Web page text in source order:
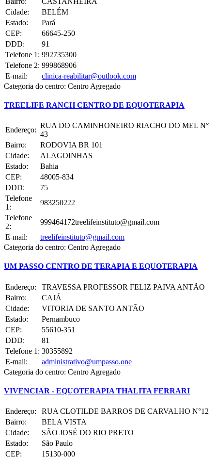
Cidade:
BELÉM
Estado:
Pará
CEP:
66645-250
DDD:
91
Telefone 1: 992735300
Telefone 2: 999868906
E-mail:
clinica-reabilitar@outlook.com
Categoria do centro: Centro Agregado
TREELIFE RANCH CENTRO DE EQUOTERAPIA
Endereço:
RUA DO CAMINHONEIRO RIACHO DO MEL N°
43
Bairro:
RODOVIA BR 101
Cidade:
ALAGOINHAS
Estado:
Bahia
CEP:
48005-834
DDD:
75
Telefone
1:
983250222
Telefone
2:
999464172treelifeinstituto@gmail.com
E-mail:
treelifeinstituto@gmail.com
Categoria do centro: Centro Agregado
UM PASSO CENTRO DE TERAPIA E EQUOTERAPIA
Endereço:
TRAVESSA PROFESSOR FELIZ PAIVA ANTÃO
Bairro:
CAJÁ
Cidade:
VITORIA DE SANTO ANTÃO
Estado:
Pernambuco
CEP:
55610-351
DDD:
81
Telefone 1: 30355892
E-mail:
administrativo@umpasso.one
Categoria do centro: Centro Agregado
VIVENCIAR - EQUOTERAPIA THALITA FERRARI
Endereço:
RUA CLOTILDE BARROS DE CARVALHO N°12
Bairro:
BELA VISTA
Cidade:
SÃO JOSÉ DO RIO PRETO
Estado:
São Paulo
CEP:
15130-000